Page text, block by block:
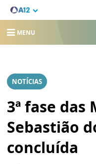
MENU
NOTÍCIAS
3ª fase das
Sebastião
concluída